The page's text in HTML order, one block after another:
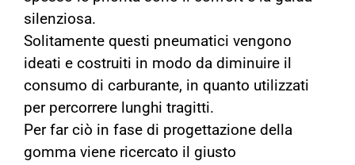
silenziosa.
Solitamente questi pneumatici vengono
ideati e costruiti in modo da diminuire il
consumo di carburante, in quanto utilizzati
per percorrere lunghi tragitti.
Per far ciò in fase di progettazione della
gomma viene ricercato il giusto